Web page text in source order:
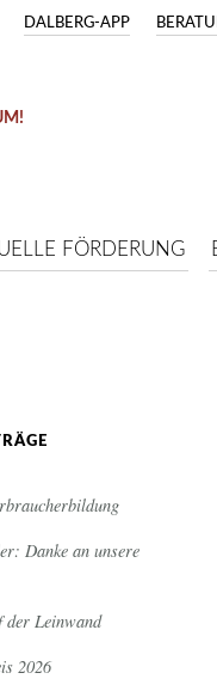
DALBERG-APP
FÖRDERUNG
Danke an unsere
der Leinwand
2026